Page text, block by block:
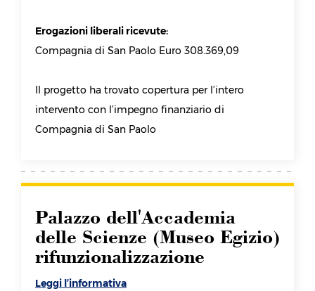
Erogazioni liberali ricevute:
Compagnia di San Paolo Euro 308.369,09
Il progetto ha trovato copertura per l’intero
intervento con l’impegno finanziario di
Compagnia di San Paolo
Palazzo dell'Accademia
delle Scienze (Museo Egizio)
rifunzionalizzazione
Leggi l’informativa